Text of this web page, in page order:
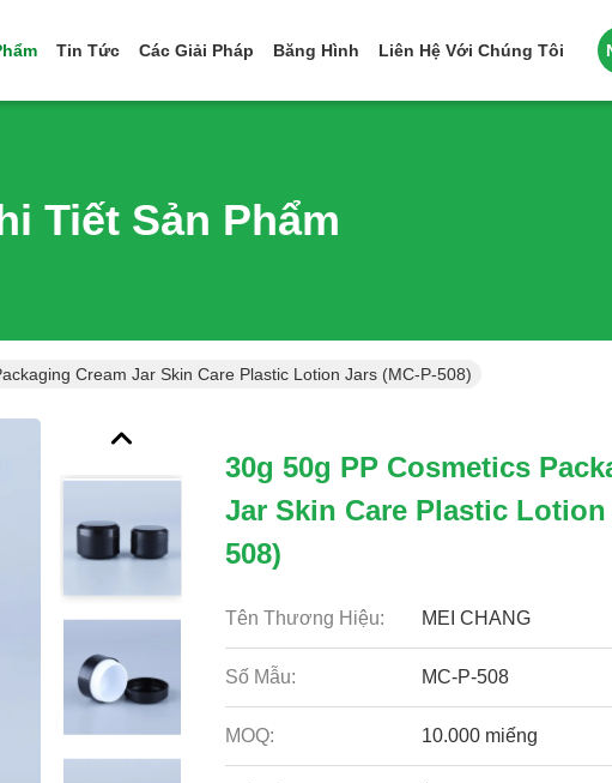
Tin Tức Các Giải Pháp Băng Hình Liên Hệ Với Chúng Tôi
Tiết Sản Phẩm
Cream Jar Skin Care Plastic Lotion Jars (MC-P-508)
30g 50g PP Cosmetics
Jar Skin Care Plastic Lotion
508)
Tên Thương Hiệu: MEI CHANG
Số Mẫu: MC-P-508
MOQ: 10.000 miếng